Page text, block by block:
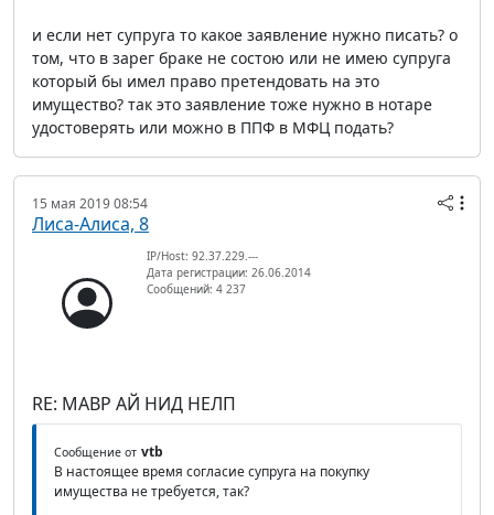
и если нет супруга то какое заявление нужно писать? о
том, что в зарег браке не состою или не имею супруга
который бы имел право претендовать на это
имущество? так это заявление тоже нужно в нотаре
удостоверять или можно в ППФ в МФЦ подать?
15 мая 2019 08:54
Лиса-Алиса, 8
IP/Host: 92.37.229.---
Дата регистрации: 26.06.2014
Сообщений: 4 237
RE: МАВР АЙ НИД НЕЛП
Сообщение от vtb
В настоящее время согласие супруга на покупку
имущества не требуется, так?